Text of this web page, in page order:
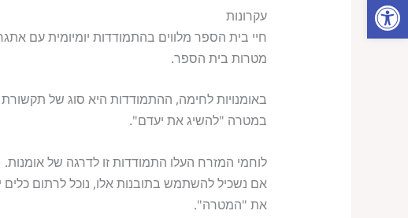
עקרונות
חיי בית הספר מלווים בהתמודדות יומיומית עם
מטרות בית הספר.
באומנויות לחימה, ההתמודדות היא סוג של
במטרה "להשיג את יעדם".
לוחמי המזרח העלו התמודדות זו לדרגה של אומנות.
אם נשכיל להשתמש בתובנות אלו, נוכל לרתום כלים
את "המטרה".